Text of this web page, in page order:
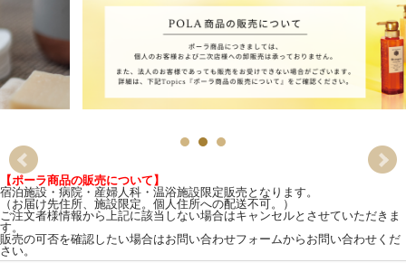
【ポーラ商品の販売について】
宿泊施設・病院・産婦人科・温浴施設限定販売となります。
（お届け先住所、施設限定。個人住所への配送不可。）
ご注文者様情報から上記に該当しない場合はキャンセルとさせていただきま
す。
販売の可否を確認したい場合はお問い合わせフォームからお問い合わせくだ
さい。